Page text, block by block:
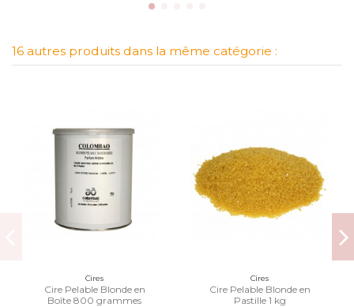
16 autres produits dans la même catégorie :
Cires
Cire Pelable Blonde en
Boîte 800 grammes
Cires
Cire Pelable Blonde en
Pastille 1 kg